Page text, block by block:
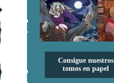
Consigue nuestros
tomos en papel